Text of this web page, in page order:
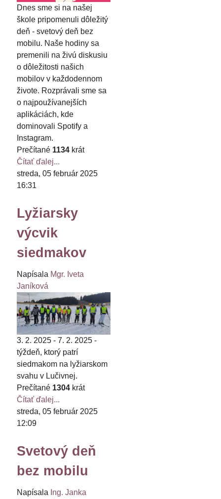
Dnes sme si na našej
škole pripomenuli dôležitý
deň - svetový deň bez
mobilu. Naše hodiny sa
premenili na živú diskusiu
o dôležitosti našich
mobilov v každodennom
živote. Rozprávali sme sa
o najpoužívanejších
aplikáciách, kde
dominovali Spotify a
Instagram.
Prečítané 1134 krát
Čítať ďalej...
streda, 05 február 2025
16:31
Lyžiarsky
výcvik
siedmakov
Napísala Mgr. Iveta
Janíková
3. 2. 2025 - 7. 2. 2025 -
týždeň, ktorý patrí
siedmakom na lyžiarskom
svahu v Lučivnej.
Prečítané 1304 krát
Čítať ďalej...
streda, 05 február 2025
12:09
Svetový deň
bez mobilu
Napísala Ing. Janka